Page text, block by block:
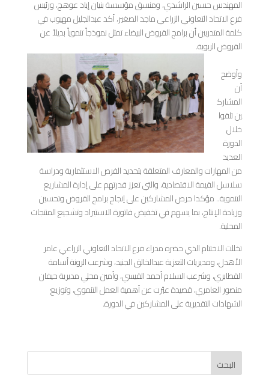
المهندس حسين الراشدي، ومنسق مؤسسة بنيان إياد عوهج، ورئيس
فرع الاتحاد التعاوني الزراعي ماجد الصغير، أكد عبدالجليل مهيوب في
كلمة المتدربين أن برامج القروض البيضاء تمثل نموذجاً تنموياً بديلاً عن
القروض الربوية.
وأوضح
أن
المشارك
ين تلقوا
خلال
الدورة
العديد
من المهارات والمعارف المتعلقة بتحديد الفرص الاستثمارية ودراسة
سلاسل القيمة الاقتصادية، والتي تعزز قدرتهم على إدارة المشاريع
التنموية.. مؤكدا حرص المشاركين على إنجاح برامج القروض وتحسين
وزيادة الإنتاج، بما يسهم في تخفيض فاتورة الاستيراد وتشجيع المنتجات
المحلية.
تخللت الاختتام الذي حضره مدراء فرع الاتحاد التعاوني الزراعي عامر
الأهدل، ومديريات التعزية عبدالخالق الجنيد، وشرعب الرونة أسامة
القطابري، وشرعب السلام أحمد القيسي، وأمين محلي مديرية حيفان
منصور العامري، قصيدة عبّرت عن أهمية العمل التنموي، وتوزيع
الشهادات التقديرية على المشاركين في الدورة.
البحث